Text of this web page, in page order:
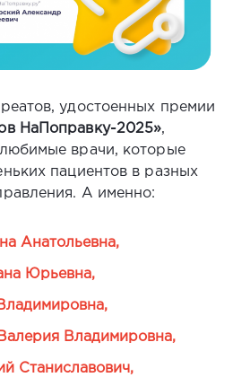
удостоенных премии
НаПоправку-2025»,
врачи, которые
пациентов в разных
А именно:
Анатольевна,
Юрьевна,
Владимировна,
Станиславович,